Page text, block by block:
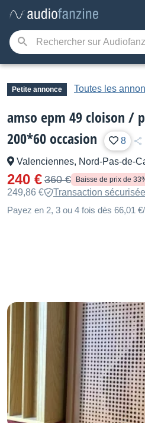
Petite annonce Toutes les
amso epm 49 cloison /
200*60 occasion
8
Valenciennes, Nord-Pas-de-
240 € 360 € Baisse de prix de
249,86 €
Transaction sécurisée
Payez en 2, 3 ou 4 fois dès 66,01